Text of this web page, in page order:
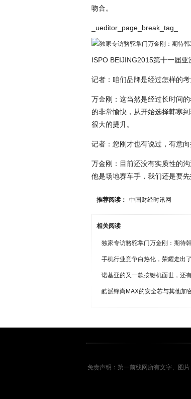
吻合。
_ueditor_page_break_tag_
ISPO BEIJING2015第十一届
记者：咱们品牌是经过怎样的
万金刚：这当然是经过长时间
的非常愉快，从开始选择韩寒
很大的提升。
记者：您刚才也有说过，有意
万金刚：目前还没有实质性的
他是场地赛车手，我们还是要
推荐阅读： 中国财经时讯网
相关阅读
独家专访骆驼掌门万金刚：期待
手机行业竞争白热化，荣耀走出
诺基亚的又一款按键机面世，还
酷派锋尚MAX的安全芯与其他加
免责声明：第一前线网所有文字、图